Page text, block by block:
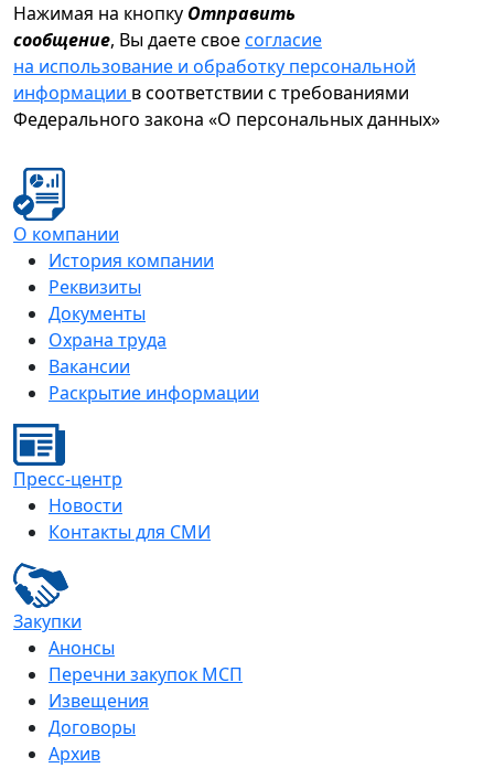
Нажимая на кнопку Отправить
сообщение, Вы даете своесогласие
на использование и обработку персональной
информации в соответствии с требованиями
Федерального закона «О персональных данных»
О компании
История компании
Реквизиты
Документы
Охрана труда
Вакансии
Раскрытие информации
Пресс-центр
Новости
Контакты для СМИ
Закупки
Анонсы
Перечни закупок МСП
Извещения
Договоры
Архив